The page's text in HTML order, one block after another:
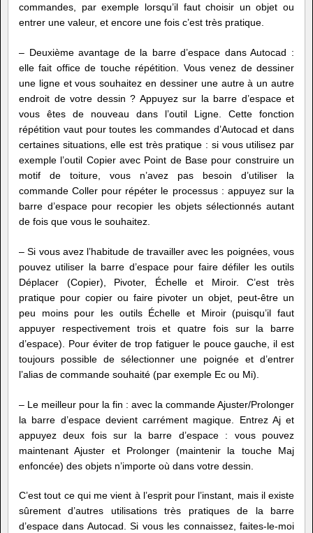
commandes, par exemple lorsqu’il faut choisir un objet ou
entrer une valeur, et encore une fois c’est très pratique.
– Deuxième avantage de la barre d’espace dans Autocad :
elle fait office de touche répétition. Vous venez de dessiner
une ligne et vous souhaitez en dessiner une autre à un autre
endroit de votre dessin ? Appuyez sur la barre d’espace et
vous êtes de nouveau dans l’outil Ligne. Cette fonction
répétition vaut pour toutes les commandes d’Autocad et dans
certaines situations, elle est très pratique : si vous utilisez par
exemple l’outil Copier avec Point de Base pour construire un
motif de toiture, vous n’avez pas besoin d’utiliser la
commande Coller pour répéter le processus : appuyez sur la
barre d’espace pour recopier les objets sélectionnés autant
de fois que vous le souhaitez.
– Si vous avez l’habitude de travailler avec les poignées, vous
pouvez utiliser la barre d’espace pour faire défiler les outils
Déplacer (Copier), Pivoter, Échelle et Miroir. C’est très
pratique pour copier ou faire pivoter un objet, peut-être un
peu moins pour les outils Échelle et Miroir (puisqu’il faut
appuyer respectivement trois et quatre fois sur la barre
d’espace). Pour éviter de trop fatiguer le pouce gauche, il est
toujours possible de sélectionner une poignée et d’entrer
l’alias de commande souhaité (par exemple Ec ou Mi).
– Le meilleur pour la fin : avec la commande Ajuster/Prolonger
la barre d’espace devient carrément magique. Entrez Aj et
appuyez deux fois sur la barre d’espace : vous pouvez
maintenant Ajuster et Prolonger (maintenir la touche Maj
enfoncée) des objets n’importe où dans votre dessin.
C’est tout ce qui me vient à l’esprit pour l’instant, mais il existe
sûrement d’autres utilisations très pratiques de la barre
d’espace dans Autocad. Si vous les connaissez, faites-le-moi